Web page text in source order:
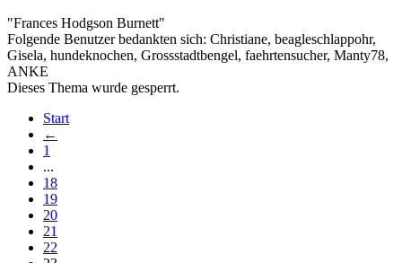
"Frances Hodgson Burnett"
Folgende Benutzer bedankten sich: Christiane, beagleschlappohr,
Gisela, hundeknochen, Grossstadtbengel, faehrtensucher, Manty78,
ANKE
Dieses Thema wurde gesperrt.
Start
←
1
...
18
19
20
21
22